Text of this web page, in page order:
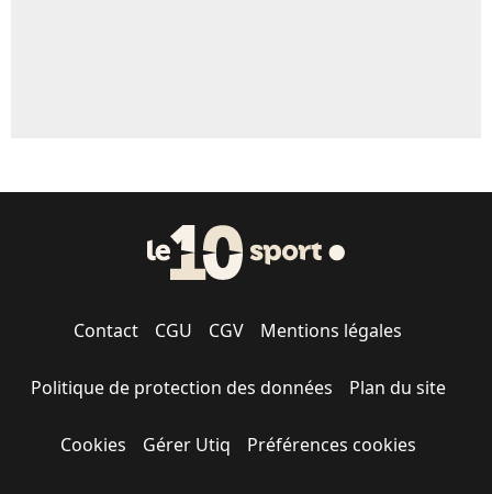
Contact CGU CGV Mentions légales
Politique de protection des données Plan du site
Cookies Gérer Utiq Préférences cookies